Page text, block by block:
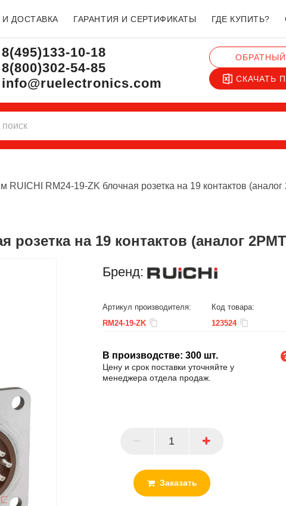
И ДОСТАВКА ГАРАНТИЯ И СЕРТИФИКАТЫ ГДЕ КУПИТЬ?
8(495)133-10-18
8(800)302-54-85
info@ruelectronics.com
СКАЧАТЬ
RUICHI RM24-19-ZK блочная розетка на 19 контактов
розетка на 19 контактов (аналог
Бренд:
Артикул производителя:
RM24-19-ZK
Код товара:
123524
В производстве: 300 шт.
Цену и срок поставки уточняйте у
менеджера отдела продаж.
Заказать